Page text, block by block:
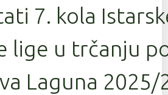
7. kola
lige u trčanju
Laguna 2025/